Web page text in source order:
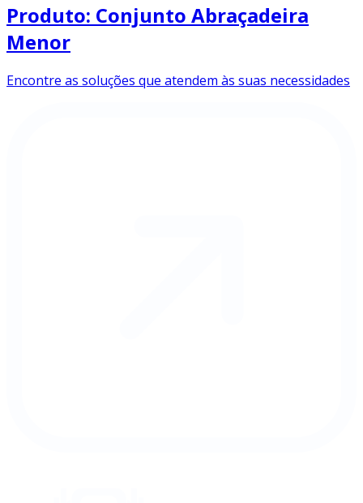
Produto: Conjunto Abraçadeira
Menor
Encontre as soluções que atendem às suas necessidades